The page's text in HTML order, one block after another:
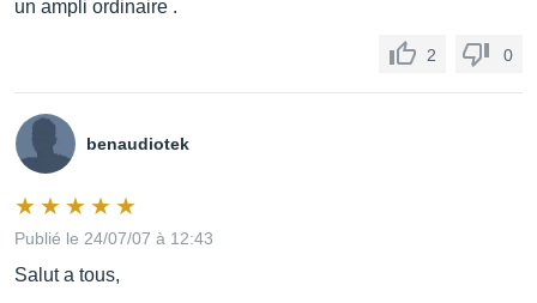
un ampli ordinaire .
2 0
benaudiotek
Publié le 24/07/07 à 12:43
Salut a tous,